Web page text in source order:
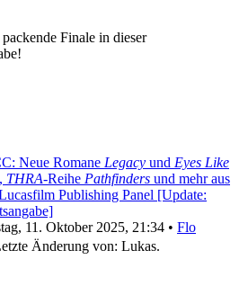
packende Finale in dieser
Neue Romane Legacy und Eyes Like
, THRA-Reihe Pathfinders und mehr aus
Publishing Panel [Update:
11. Oktober 2025, 21:34 • Flo
Änderung von: Lukas.